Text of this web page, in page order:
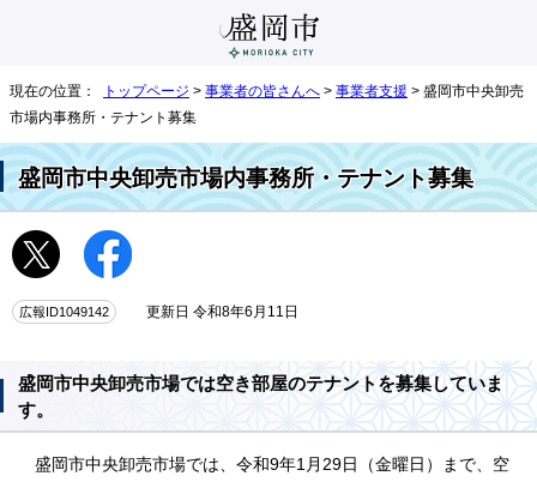
現在の位置： トップページ > 事業者の皆さんへ > 事業者支援 > 盛岡市中央卸売
市場内事務所・テナント募集
盛岡市中央卸売市場内事務所・テナント募集
広報ID1049142 更新日 令和8年6月11日
盛岡市中央卸売市場では空き部屋のテナントを募集していま
す。
盛岡市中央卸売市場では、令和9年1月29日（金曜日）まで、空